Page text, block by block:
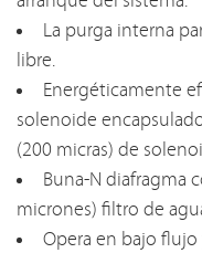
La purga interna
libre.
Energéticamente
solenoide
(200 micras) de
Buna-N diafragma
micrones) filtro de
Opera en bajo